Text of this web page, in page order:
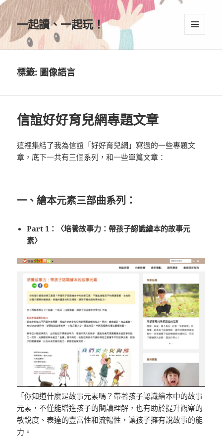
一起讀、一起玩！
標籤: 圖像語言
信誼好好育兒網專題文章
這裡集結了我為信誼「好好育兒網」寫過的一些專題文
章，底下一共有三個系列，和一些單篇文章：
一、繪本元素三部曲系列 ：
Part 1：〈培養故事力：帶孩子認識繪本的故事元
素〉
「你知道什麼是故事元素嗎？帶著孩子認識繪本中的故事
元素，不僅能增進孩子的閱讀理解，也有助於提升觀察的
敏銳度、表達的豐富性和流暢性，讓孩子擁有說故事的能
力。